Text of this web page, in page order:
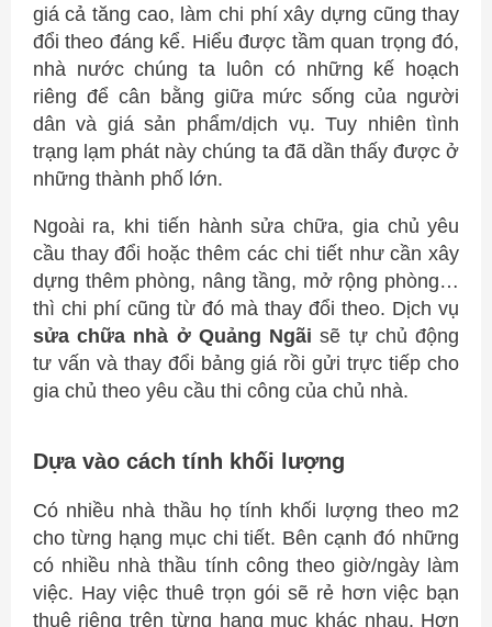
giá cả tăng cao, làm chi phí xây dựng cũng thay
đổi theo đáng kể. Hiểu được tầm quan trọng đó,
nhà nước chúng ta luôn có những kế hoạch
riêng để cân bằng giữa mức sống của người
dân và giá sản phẩm/dịch vụ. Tuy nhiên tình
trạng lạm phát này chúng ta đã dần thấy được ở
những thành phố lớn.
Ngoài ra, khi tiến hành sửa chữa, gia chủ yêu
cầu thay đổi hoặc thêm các chi tiết như cần xây
dựng thêm phòng, nâng tầng, mở rộng phòng…
thì chi phí cũng từ đó mà thay đổi theo. Dịch vụ
sửa chữa nhà ở Quảng Ngãi sẽ tự chủ động
tư vấn và thay đổi bảng giá rồi gửi trực tiếp cho
gia chủ theo yêu cầu thi công của chủ nhà.
Dựa vào cách tính khối lượng
Có nhiều nhà thầu họ tính khối lượng theo m2
cho từng hạng mục chi tiết. Bên cạnh đó những
có nhiều nhà thầu tính công theo giờ/ngày làm
việc. Hay việc thuê trọn gói sẽ rẻ hơn việc bạn
thuê riêng trên từng hạng mục khác nhau. Hơn